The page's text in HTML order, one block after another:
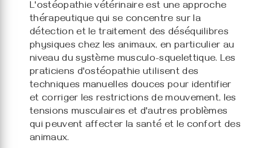
L'ostéopathie vétérinaire est une approche
thérapeutique qui se concentre sur la
détection et le traitement des déséquilibres
physiques chez les animaux, en particulier au
niveau du système musculo-squelettique. Les
praticiens d'ostéopathie utilisent des
techniques manuelles douces pour identifier
et corriger les restrictions de mouvement, les
tensions musculaires et d'autres problèmes
qui peuvent affecter la santé et le confort des
animaux.